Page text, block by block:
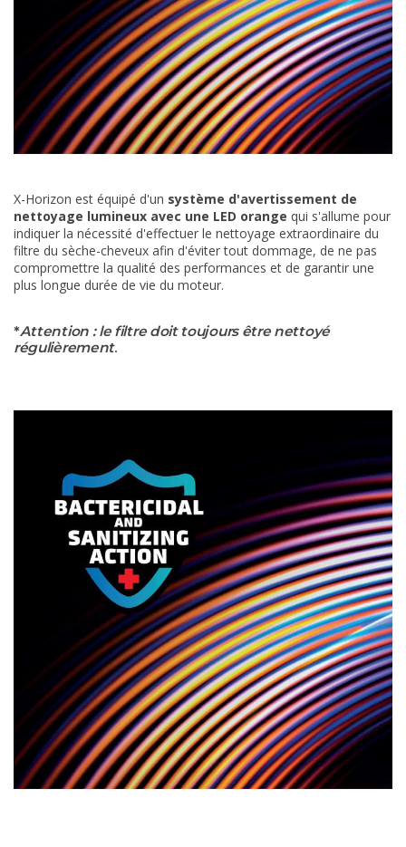
X-Horizon est équipé d'un système d'avertissement de
nettoyage lumineux avec une LED orange qui s'allume pour
indiquer la nécessité d'effectuer le nettoyage extraordinaire du
filtre du sèche-cheveux afin d'éviter tout dommage, de ne pas
compromettre la qualité des performances et de garantir une
plus longue durée de vie du moteur.
*Attention : le filtre doit toujours être nettoyé
régulièrement.